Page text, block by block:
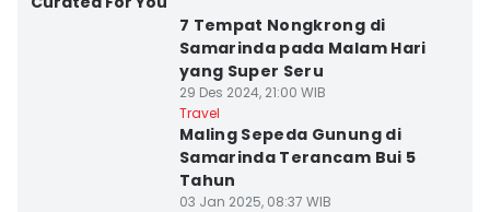
7 Tempat Nongkrong di
Samarinda pada Malam Hari
yang Super Seru
29 Des 2024, 21:00 WIB
Travel
Maling Sepeda Gunung di
Samarinda Terancam Bui 5
Tahun
03 Jan 2025, 08:37 WIB